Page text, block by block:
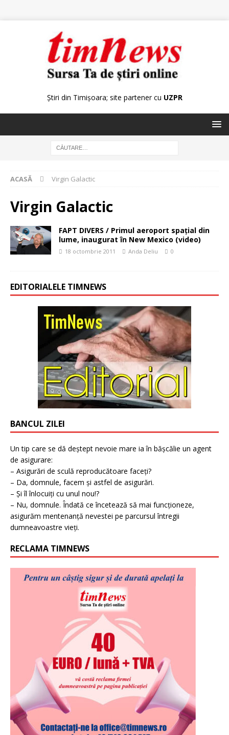
Știri din Timișoara; site partener cu UZPR
ACASĂ Virgin Galactic
Virgin Galactic
FAPT DIVERS / Primul aeroport spaţial din
lume, inaugurat în New Mexico (video)
18 octombrie 2011 Anda Deliu 0
EDITORIALELE TIMNEWS
BANCUL ZILEI
Un tip care se dă deștept nevoie mare ia în bășcălie un agent
de asigurare:
– Asigurări de sculă reproducătoare faceți?
– Da, domnule, facem și astfel de asigurări.
– Și îl înlocuiți cu unul nou!?
– Nu, domnule. Îndată ce încetează să mai funcționeze,
asigurăm mentenanță nevestei pe parcursul întregii
dumneavoastre vieți.
RECLAMA TIMNEWS